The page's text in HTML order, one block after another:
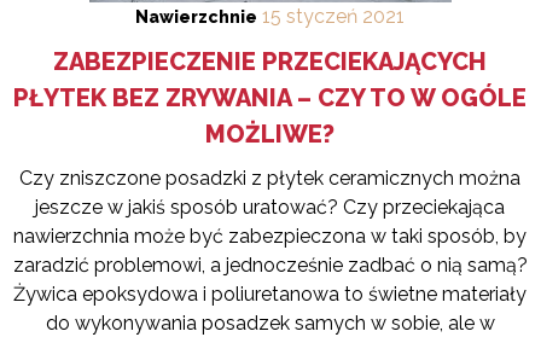
Nawierzchnie 15 styczeń 2021
ZABEZPIECZENIE PRZECIEKAJĄCYCH
PŁYTEK BEZ ZRYWANIA – CZY TO W OGÓLE
MOŻLIWE?
Czy zniszczone posadzki z płytek ceramicznych można
jeszcze w jakiś sposób uratować? Czy przeciekająca
nawierzchnia może być zabezpieczona w taki sposób, by
zaradzić problemowi, a jednocześnie zadbać o nią samą?
Żywica epoksydowa i poliuretanowa to świetne materiały
do wykonywania posadzek samych w sobie, ale w